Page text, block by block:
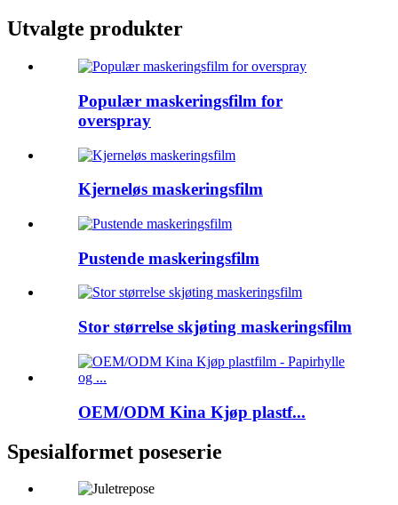
Utvalgte produkter
Populær maskeringsfilm for
overspray
Kjerneløs maskeringsfilm
Pustende maskeringsfilm
Stor størrelse skjøting maskeringsfilm
OEM/ODM Kina Kjøp plastf...
Spesialformet poseserie